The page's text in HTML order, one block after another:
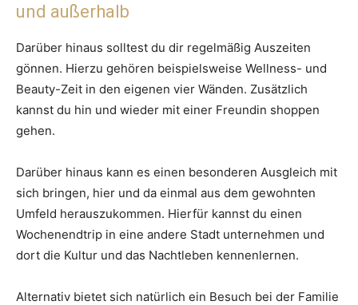
und außerhalb
Darüber hinaus solltest du dir regelmäßig Auszeiten
gönnen. Hierzu gehören beispielsweise Wellness- und
Beauty-Zeit in den eigenen vier Wänden. Zusätzlich
kannst du hin und wieder mit einer Freundin shoppen
gehen.
Darüber hinaus kann es einen besonderen Ausgleich mit
sich bringen, hier und da einmal aus dem gewohnten
Umfeld herauszukommen. Hierfür kannst du einen
Wochenendtrip in eine andere Stadt unternehmen und
dort die Kultur und das Nachtleben kennenlernen.
Alternativ bietet sich natürlich ein Besuch bei der Familie